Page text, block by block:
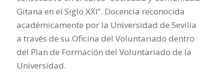
Gitana en el Siglo XXI”. Docencia reconocida
académicamente por la Universidad de Sevilla
a través de su Oficina del Voluntariado dentro
del Plan de Formación del Voluntariado de la
Universidad.